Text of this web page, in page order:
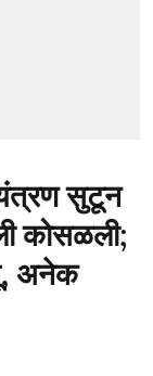
सुटून
कोसळली;
अनेक